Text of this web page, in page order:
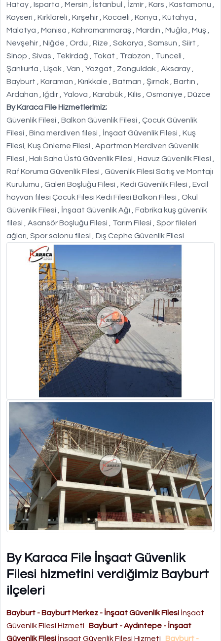
Hatay , Isparta , Mersin , İstanbul , İzmir , Kars , Kastamonu ,
Kayseri , Kırklareli , Kırşehir , Kocaeli , Konya , Kütahya ,
Malatya , Manisa , Kahramanmaraş , Mardin , Muğla , Muş ,
Nevşehir , Niğde , Ordu , Rize , Sakarya , Samsun , Siirt ,
Sinop , Sivas , Tekirdağ , Tokat , Trabzon , Tunceli ,
Şanlıurfa , Uşak , Van , Yozgat , Zonguldak , Aksaray ,
Bayburt , Karaman , Kırıkkale , Batman , Şırnak , Bartın ,
Ardahan , Iğdır , Yalova , Karabük , Kilis , Osmaniye , Düzce
By Karaca File Hizmetlerimiz;
Güvenlik Filesi , Balkon Güvenlik Filesi , Çocuk Güvenlik
Filesi , Bina merdiven filesi , İnşaat Güvenlik Filesi , Kuş
Filesi, Kuş Önleme Filesi , Apartman Merdiven Güvenlik
Filesi , Halı Saha Üstü Güvenlik Filesi , Havuz Güvenlik Filesi ,
Raf Koruma Güvenlik Filesi , Güvenlik Filesi Satış ve Montajı
Kurulumu , Galeri Boşluğu Filesi , Kedi Güvenlik Filesi , Evcil
hayvan filesi Çocuk Filesi Kedi Filesi Balkon Filesi , Okul
Güvenlik Filesi , İnşaat Güvenlik Ağı , Fabrika kuş güvenlik
filesi , Asansör Boşluğu Filesi , Tarım Filesi , Spor fileleri
ağları, Spor salonu filesi , Dış Cephe Güvenlik Filesi
By Karaca File İnşaat Güvenlik
Filesi hizmetini verdiğimiz Bayburt
ilçeleri
Bayburt - Bayburt Merkez - İnşaat Güvenlik Filesi İnşaat
Güvenlik Filesi Hizmeti
Bayburt - Aydıntepe - İnşaat
Güvenlik Filesi İnşaat Güvenlik Filesi Hizmeti Bayburt -